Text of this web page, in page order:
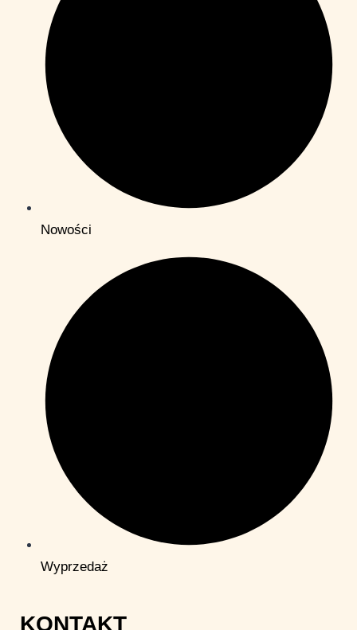
Nowości
Wyprzedaż
KONTAKT